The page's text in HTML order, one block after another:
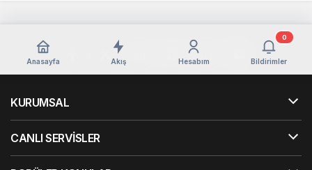
Anasayfa Akış Hesabım Bildirimler
0
KURUMSAL
CANLI SERVİSLER